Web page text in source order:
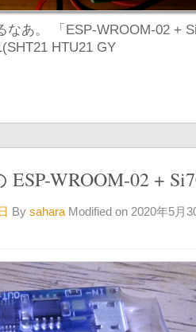
なあ。 「ESP-WROOM-02 +
HTU21 GY
WROOM-02 +
By sahara Modified on 2020年5月